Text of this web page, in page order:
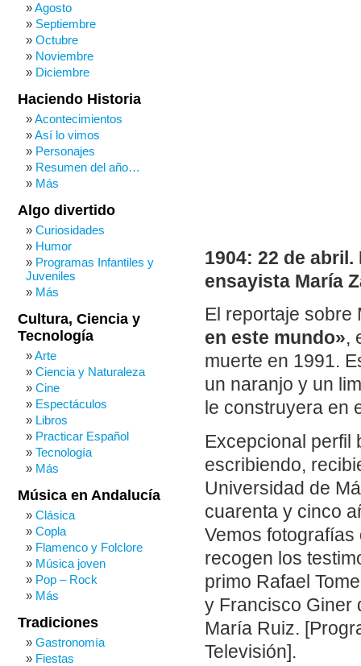
1904: 22 de
ensayista María
El reportaje sobre
en este mundo»,
muerte en 1991.
un naranjo y un
le construyera en
Excepcional perfil
escribiendo,
Universidad de
cuarenta y cinco
Vemos
recogen los
primo Rafael
y Francisco Giner
María Ruiz.
Televisión].
Agosto
Septiembre
Octubre
Noviembre
Diciembre
Haciendo Historia
Acontecimientos
Así lo vimos
Personajes
Resumen del año…
Más
Algo divertido
Curiosidades
Humor
Programas Infantiles y
Juveniles
Más
Cultura, Ciencia y
Tecnología
Arte
Ciencia y Naturaleza
Cine
Espectáculos
Libros
Practicar Español
Tecnología
Más
Música en Andalucía
Clásica
Copla
Flamenco y Folclore
Música joven
Pop – Rock
Más
Tradiciones
Gastronomía
Fiestas